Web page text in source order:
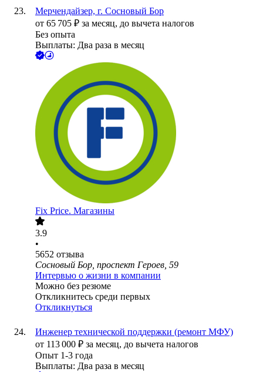
Мерчендайзер, г. Сосновый Бор
от 65 705 ₽ за месяц, до вычета налогов
Без опыта
Выплаты: Два раза в месяц
Fix Price. Магазины
3.9
•
5652 отзыва
Сосновый Бор, проспект Героев, 59
Интервью о жизни в компании
Можно без резюме
Откликнитесь среди первых
Откликнуться
Инженер технической поддержки (ремонт МФУ)
от 113 000 ₽ за месяц, до вычета налогов
Опыт 1-3 года
Выплаты: Два раза в месяц